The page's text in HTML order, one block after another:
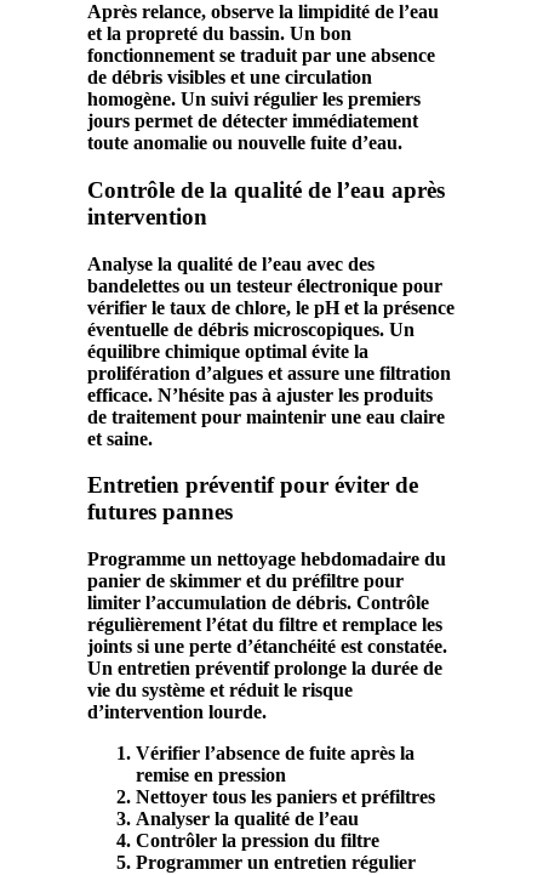
Après relance, observe la limpidité de l’eau
et la propreté du bassin. Un bon
fonctionnement se traduit par une absence
de débris visibles et une circulation
homogène. Un suivi régulier les premiers
jours permet de détecter immédiatement
toute anomalie ou nouvelle fuite d’eau.
Contrôle de la qualité de l’eau après
intervention
Analyse la qualité de l’eau avec des
bandelettes ou un testeur électronique pour
vérifier le taux de chlore, le pH et la présence
éventuelle de débris microscopiques. Un
équilibre chimique optimal évite la
prolifération d’algues et assure une filtration
efficace. N’hésite pas à ajuster les produits
de traitement pour maintenir une eau claire
et saine.
Entretien préventif pour éviter de
futures pannes
Programme un nettoyage hebdomadaire du
panier de skimmer et du préfiltre pour
limiter l’accumulation de débris. Contrôle
régulièrement l’état du filtre et remplace les
joints si une perte d’étanchéité est constatée.
Un entretien préventif prolonge la durée de
vie du système et réduit le risque
d’intervention lourde.
Vérifier l’absence de fuite après la
remise en pression
Nettoyer tous les paniers et préfiltres
Analyser la qualité de l’eau
Contrôler la pression du filtre
Programmer un entretien régulier